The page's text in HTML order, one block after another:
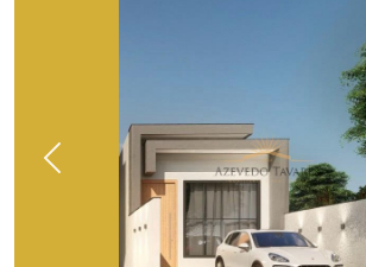
Previous